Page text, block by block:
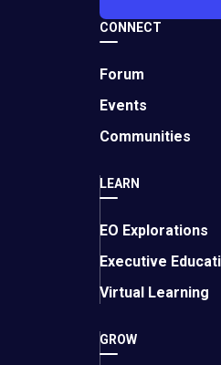
CONNECT
Forum
Events
Communities
LEARN
EO Explorations
Executive
Virtual Learning
GROW
价值在于，它们能在本地商业
EO 会员 David McCann
人，这是一家商业银行和家族办
分会——香港、深圳和广州分会
为需要一个分会，来容纳那些
收入中位数为500万美元，其
为获得会员资格的条件，任何